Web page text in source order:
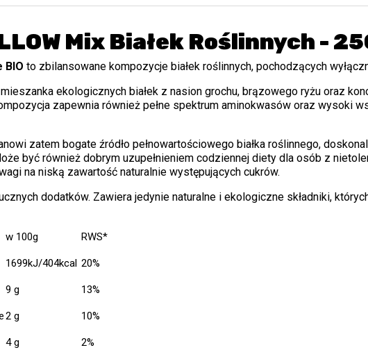
Mix Białek Roślinnych -
BIO to zbilansowane kompozycje białek roślinnych, pochodzących
ekologicznych białek z nasion grochu, brązowego ryżu oraz
zapewnia również pełne spektrum aminokwasów oraz wysoki
zatem bogate źródło pełnowartościowego białka roślinnego,
być również dobrym uzupełnieniem codziennej diety dla osób z
na niską zawartość naturalnie występujących cukrów.
dodatków. Zawiera jedynie naturalne i ekologiczne składniki,
w 100g RWS*
1699kJ/404kcal 20%
9 g 13%
2 g 10%
4 g 2%